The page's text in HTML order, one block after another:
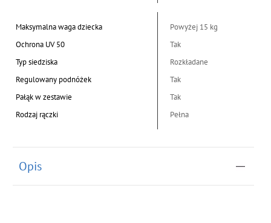
Maksymalna waga dziecka
Powyżej 15 kg
Ochrona UV 50
Tak
Typ siedziska
Rozkładane
Regulowany podnóżek
Tak
Pałąk w zestawie
Tak
Rodzaj rączki
Pełna
Opis